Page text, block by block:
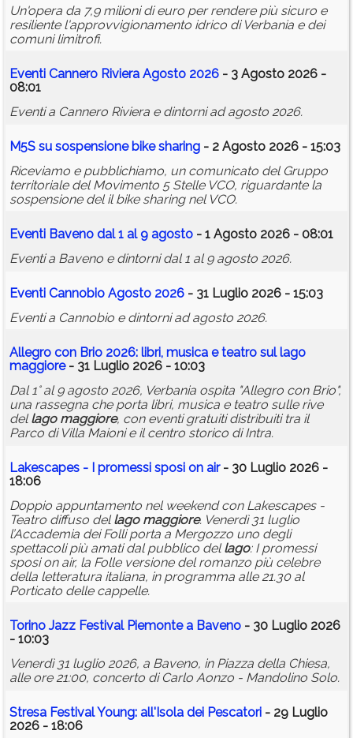
Un'opera da 7,9 milioni di euro per rendere più sicuro e
resiliente l'approvvigionamento idrico di Verbania e dei
comuni limitrofi.
Eventi Cannero Riviera Agosto 2026 - 3 Agosto 2026 -
08:01
Eventi a Cannero Riviera e dintorni ad agosto 2026.
M5S su sospensione bike sharing - 2 Agosto 2026 - 15:03
Riceviamo e pubblichiamo, un comunicato del Gruppo
territoriale del Movimento 5 Stelle VCO, riguardante la
sospensione del il bike sharing nel VCO.
Eventi Baveno dal 1 al 9 agosto - 1 Agosto 2026 - 08:01
Eventi a Baveno e dintorni dal 1 al 9 agosto 2026.
Eventi Cannobio Agosto 2026 - 31 Luglio 2026 - 15:03
Eventi a Cannobio e dintorni ad agosto 2026.
Allegro con Brio 2026: libri, musica e teatro sullago
maggiore- 31 Luglio 2026 - 10:03
Dal 1° al 9 agosto 2026, Verbania ospita "Allegro con Brio",
una rassegna che porta libri, musica e teatro sulle rive
dellago maggiore, con eventi gratuiti distribuiti tra il
Parco di Villa Maioni e il centro storico di Intra.
Lakescapes - I promessi sposi on air- 30 Luglio 2026 -
18:06
Doppio appuntamento nel weekend con Lakescapes -
Teatro diffuso dellago maggiore. Venerdì 31 luglio
l’Accademia dei Folli porta a Mergozzo uno degli
spettacoli più amati dal pubblico dellago: I promessi
sposi on air, la Folle versione del romanzo più celebre
della letteratura italiana, in programma alle 21.30 al
Porticato delle cappelle.
Torino Jazz Festival Piemonte a Baveno - 30 Luglio 2026
- 10:03
Venerdì 31 luglio 2026, a Baveno, in Piazza della Chiesa,
alle ore 21:00, concerto di Carlo Aonzo - Mandolino Solo.
Stresa Festival Young: all'Isola dei Pescatori - 29 Luglio
2026 - 18:06